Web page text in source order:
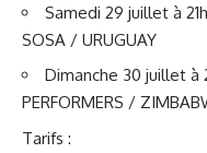
Samedi 29 juillet à
SOSA / URUGUAY
Dimanche 30 juillet à
PERFORMERS /
Tarifs :